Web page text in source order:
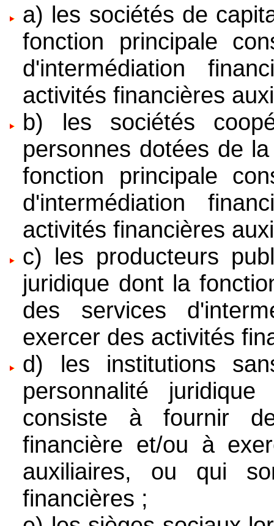
a) les sociétés de
fonction principale
d'intermédiation
activités financières
b) les sociétés
personnes dotées de
fonction principale
d'intermédiation
activités financières
c) les producteurs
juridique dont la
des services
exercer des activités
d) les institutions
personnalité
consiste à fournir
financière et/ou à
auxiliaires, ou qui
financières ;